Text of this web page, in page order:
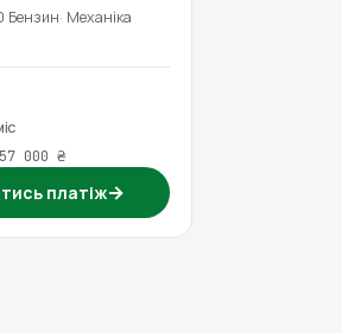
Бензин Механіка
000 ₴
платіж→